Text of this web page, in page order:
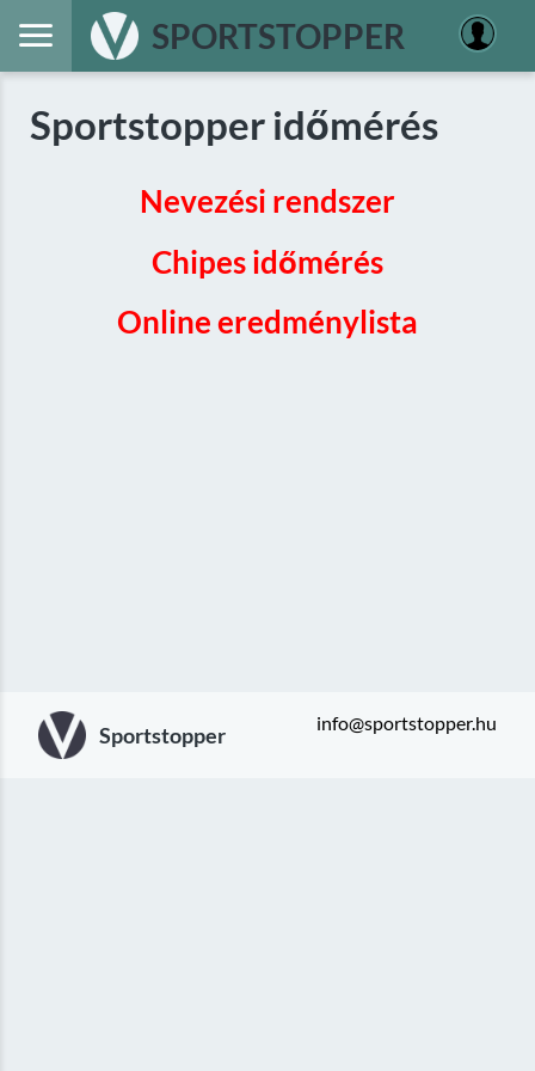
SPORTSTOPPER
Sportstopper időmérés
Nevezési rendszer
Chipes időmérés
Online eredménylista
Sportstopper info@sportstopper.hu